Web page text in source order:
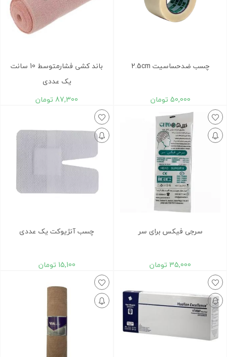
چسب ضدحساسیت 2.5cm
50,000 تومان
باند کشی فشارمتوسط 10 سانت
یک عددی
87,300 تومان
سرجی فیکس برای سر
35,000 تومان
چسب آنژیوکت یک عددی
15,100 تومان